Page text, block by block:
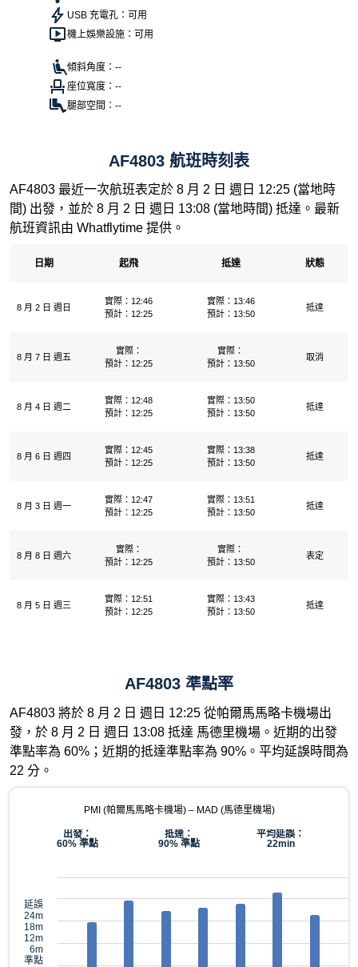
USB 充電孔：可用
機上娛樂設施：可用
傾斜角度：--
座位寬度：--
腿部空間：--
AF4803 航班時刻表
AF4803 最近一次航班表定於 8 月 2 日 週日 12:25 (當地時
間) 出發，並於 8 月 2 日 週日 13:08 (當地時間) 抵達。最新
航班資訊由 Whatflytime 提供。
日期 起飛 抵達 狀態
8 月 2 日 週日
實際：12:46
預計：12:25
實際：13:46
預計：13:50
抵達
8 月 7 日 週五
實際：
預計：12:25
實際：
預計：13:50
取消
8 月 4 日 週二
實際：12:48
預計：12:25
實際：13:50
預計：13:50
抵達
8 月 6 日 週四
實際：12:45
預計：12:25
實際：13:38
預計：13:50
抵達
8 月 3 日 週一
實際：12:47
預計：12:25
實際：13:51
預計：13:50
抵達
8 月 8 日 週六
實際：
預計：12:25
實際：
預計：13:50
表定
8 月 5 日 週三
實際：12:51
預計：12:25
實際：13:43
預計：13:50
抵達
AF4803 準點率
AF4803 將於 8 月 2 日 週日 12:25 從帕爾馬馬略卡機場出
發，於 8 月 2 日 週日 13:08 抵達 馬德里機場。近期的出發
準點率為 60%；近期的抵達準點率為 90%。平均延誤時間為
22 分。
PMI (帕爾馬馬略卡機場) – MAD (馬德里機場)
出發：
60% 準點
抵達：
90% 準點
平均延誤：
22min
延誤
24m
18m
12m
6m
準點